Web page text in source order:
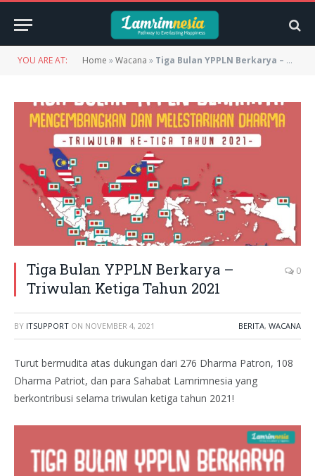
YOU ARE AT: Home »Wacana » Tiga Bulan YPPLN Berkarya – Triwulan Ketiga Tahun 2021
Tiga Bulan YPPLN Berkarya –
Triwulan Ketiga Tahun 2021
0
BY ITSUPPORT ON NOVEMBER 4, 2021 BERITA, WACANA
Turut bermudita atas dukungan dari 276 Dharma Patron, 108
Dharma Patriot, dan para Sahabat Lamrimnesia yang
berkontribusi selama triwulan ketiga tahun 2021!